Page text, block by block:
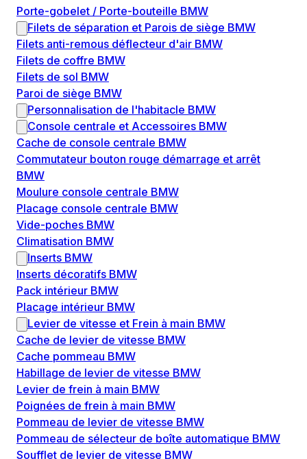
Porte-gobelet / Porte-bouteille BMW
Filets de séparation et Parois de siège BMW
Filets anti-remous déflecteur d'air BMW
Filets de coffre BMW
Filets de sol BMW
Paroi de siège BMW
Personnalisation de l'habitacle BMW
Console centrale et Accessoires BMW
Cache de console centrale BMW
Commutateur bouton rouge démarrage et arrêt
BMW
Moulure console centrale BMW
Placage console centrale BMW
Vide-poches BMW
Climatisation BMW
Inserts BMW
Inserts décoratifs BMW
Pack intérieur BMW
Placage intérieur BMW
Levier de vitesse et Frein à main BMW
Cache de levier de vitesse BMW
Cache pommeau BMW
Habillage de levier de vitesse BMW
Levier de frein à main BMW
Poignées de frein à main BMW
Pommeau de levier de vitesse BMW
Pommeau de sélecteur de boîte automatique BMW
Soufflet de levier de vitesse BMW